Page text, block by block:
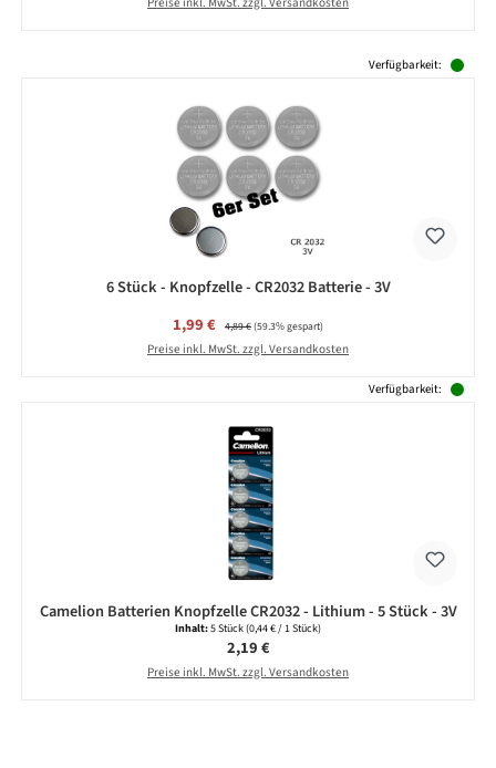
Verfügbarkeit:
6 Stück - Knopfzelle - CR2032 Batterie - 3V
Verkaufspreis:
1,99 € Regulärer Preis:
4,89 €(59.3% gespart)
Preise inkl. MwSt. zzgl. Versandkosten
Verfügbarkeit:
Camelion Batterien Knopfzelle CR2032 - Lithium - 5 Stück - 3V
Inhalt:5 Stück(0,44 € / 1 Stück)
Regulärer Preis:
2,19 €
Preise inkl. MwSt. zzgl. Versandkosten